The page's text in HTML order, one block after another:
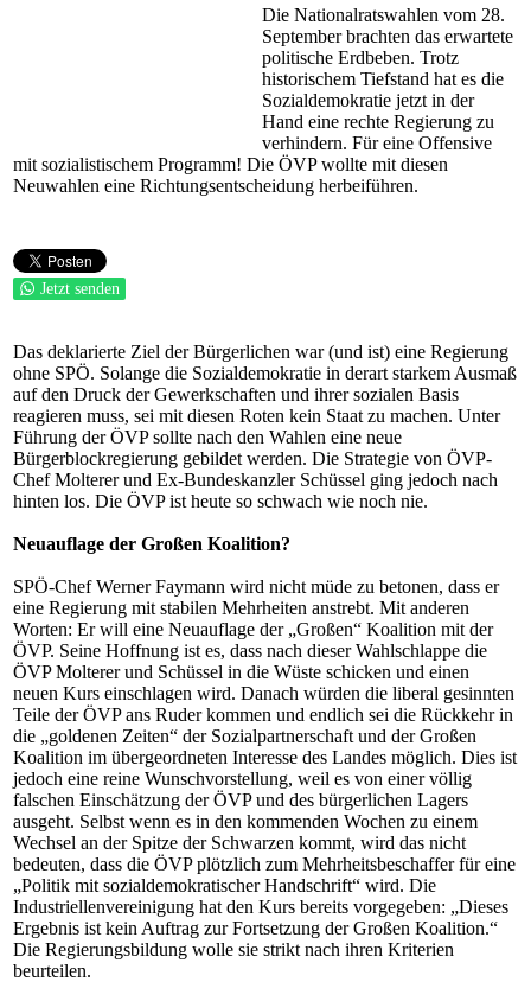
Die Nationalratswahlen vom 28.
September brachten das erwartete
politische Erdbeben. Trotz
historischem Tiefstand hat es die
Sozialdemokratie jetzt in der
Hand eine rechte Regierung zu
verhindern. Für eine Offensive
mit sozialistischem Programm! Die ÖVP wollte mit diesen
Neuwahlen eine Richtungsentscheidung herbeiführen.
Jetzt senden
Das deklarierte Ziel der Bürgerlichen war (und ist) eine Regierung
ohne SPÖ. Solange die Sozialdemokratie in derart starkem Ausmaß
auf den Druck der Gewerkschaften und ihrer sozialen Basis
reagieren muss, sei mit diesen Roten kein Staat zu machen. Unter
Führung der ÖVP sollte nach den Wahlen eine neue
Bürgerblockregierung gebildet werden. Die Strategie von ÖVP-
Chef Molterer und Ex-Bundeskanzler Schüssel ging jedoch nach
hinten los. Die ÖVP ist heute so schwach wie noch nie.
Neuauflage der Großen Koalition?
SPÖ-Chef Werner Faymann wird nicht müde zu betonen, dass er
eine Regierung mit stabilen Mehrheiten anstrebt. Mit anderen
Worten: Er will eine Neuauflage der „Großen“ Koalition mit der
ÖVP. Seine Hoffnung ist es, dass nach dieser Wahlschlappe die
ÖVP Molterer und Schüssel in die Wüste schicken und einen
neuen Kurs einschlagen wird. Danach würden die liberal gesinnten
Teile der ÖVP ans Ruder kommen und endlich sei die Rückkehr in
die „goldenen Zeiten“ der Sozialpartnerschaft und der Großen
Koalition im übergeordneten Interesse des Landes möglich. Dies ist
jedoch eine reine Wunschvorstellung, weil es von einer völlig
falschen Einschätzung der ÖVP und des bürgerlichen Lagers
ausgeht. Selbst wenn es in den kommenden Wochen zu einem
Wechsel an der Spitze der Schwarzen kommt, wird das nicht
bedeuten, dass die ÖVP plötzlich zum Mehrheitsbeschaffer für eine
„Politik mit sozialdemokratischer Handschrift“ wird. Die
Industriellenvereinigung hat den Kurs bereits vorgegeben: „Dieses
Ergebnis ist kein Auftrag zur Fortsetzung der Großen Koalition.“
Die Regierungsbildung wolle sie strikt nach ihren Kriterien
beurteilen.